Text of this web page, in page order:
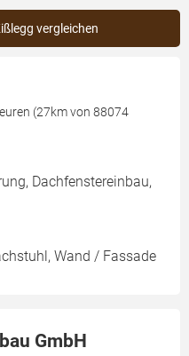
vergleichen
(27km von 88074
Dachfenstereinbau,
Wand / Fassade
GmbH